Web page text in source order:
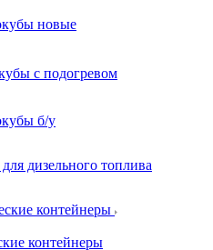
новые
с подогревом
б/у
дизельного топлива
контейнеры
контейнеры